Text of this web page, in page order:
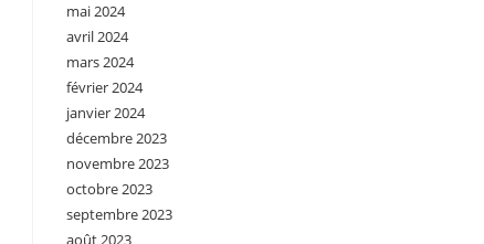
mai 2024
avril 2024
mars 2024
février 2024
janvier 2024
décembre 2023
novembre 2023
octobre 2023
septembre 2023
août 2023